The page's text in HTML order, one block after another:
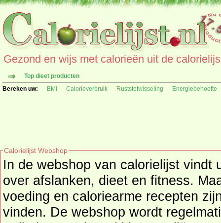
Gezond en wijs met calorieën uit de
Top dieet producten
Bereken uw:
BMI Calorieverbruik Ruststofwisseling Energiebehoefte
Calorielijst Webshop
In de webshop van calorielijst vindt
over afslanken, dieet en fitness.
voeding en caloriearme recepten
vinden. De webshop wordt regelmatig uitgebreid met nieuwe